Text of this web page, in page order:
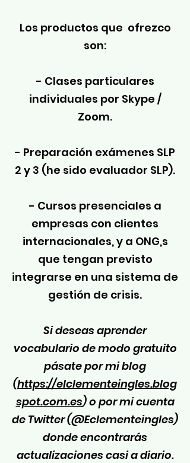
Los productos que ofrezco
son:
- Clases particulares
individuales por Skype /
Zoom.
- Preparación exámenes SLP
2 y 3 (he sido evaluador SLP).
- Cursos presenciales a
empresas con clientes
internacionales, y a ONG,s
que tengan previsto
integrarse en una sistema de
gestión de crisis.
Si deseas aprender
vocabulario de modo gratuito
pásate por mi blog
(https://elclementeingles.blog
spot.com.es) o por mi cuenta
de Twitter (@Eclementeingles)
donde encontrarás
actualizaciones casi a diario.